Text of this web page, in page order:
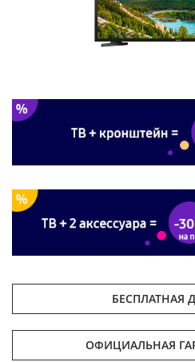
БЕСПЛАТНАЯ
ОФИЦИАЛЬНАЯ